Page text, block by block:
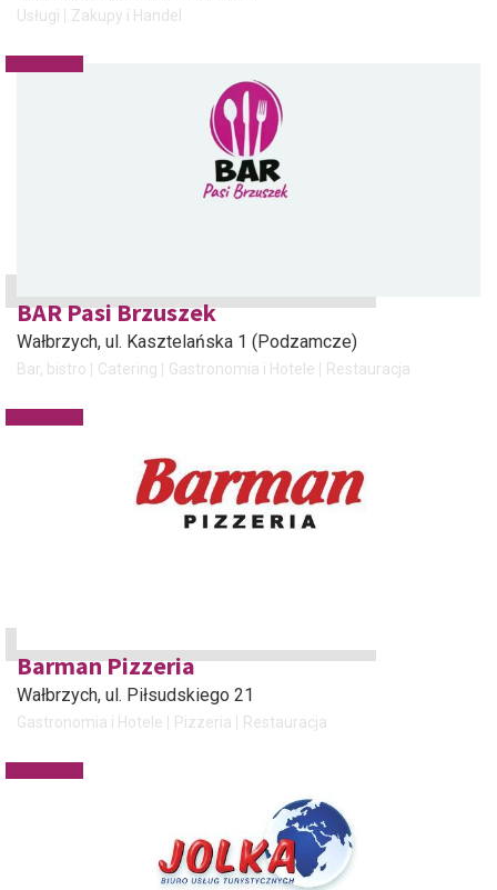
Usługi Zakupy i Handel
BAR Pasi Brzuszek
Wałbrzych, ul. Kasztelańska 1 (Podzamcze)
Bar, bistro Catering Gastronomia i Hotele Restauracja
Barman Pizzeria
Wałbrzych, ul. Piłsudskiego 21
Gastronomia i Hotele Pizzeria Restauracja